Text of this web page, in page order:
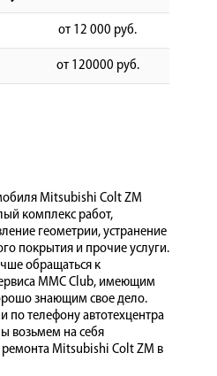
от 12 000 руб.
от 120000 руб.
Mitsubishi Colt ZM
комплекс работ,
геометрии, устранение
покрытия и прочие услуги.
обращаться к
MMC Club, имеющим
знающим свое дело.
по телефону автотехцентра
возьмем на себя
Mitsubishi Colt ZM в